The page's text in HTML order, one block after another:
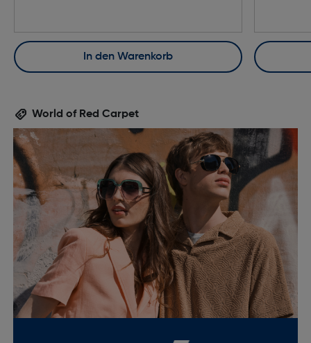
In den Warenkorb
World of Red Carpet